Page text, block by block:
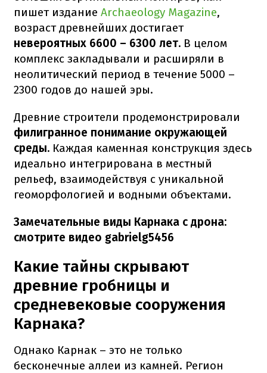
пишет издание Archaeology Magazine,
возраст древнейших достигает
невероятных 6600 – 6300 лет. В целом
комплекс закладывали и расширяли в
неолитический период в течение 5000 –
2300 годов до нашей эры.
Древние строители продемонстрировали
филигранное понимание окружающей
среды. Каждая каменная конструкция здесь
идеально интегрирована в местный
рельеф, взаимодействуя с уникальной
геоморфологией и водными объектами.
Замечательные виды Карнака с дрона:
смотрите видео gabrielg5456
Какие тайны скрывают
древние гробницы и
средневековые сооружения
Карнака?
Однако Карнак – это не только
бесконечные аллеи из камней. Регион